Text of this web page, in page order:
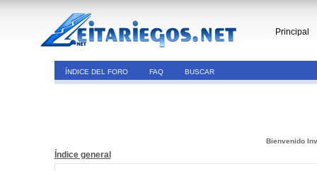
Principal
ÍNDICE DEL FORO FAQ BUSCAR
Bienvenido
Índice general